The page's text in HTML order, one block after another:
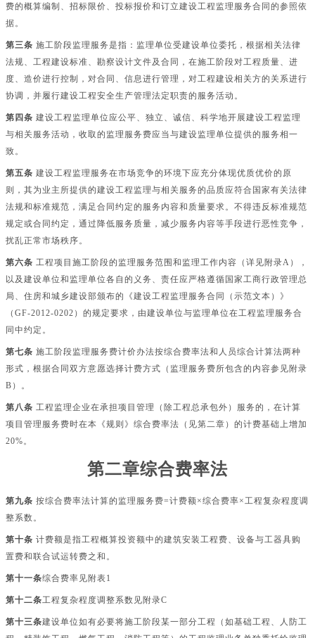
费的概算编制、招标限价、投标报价和订立建设工程监理服务合同的参照依
据。
第三条 施工阶段监理服务是指：监理单位受建设单位委托，根据相关法律
法规、工程建设标准、勘察设计文件及合同，在施工阶段对工程质量、进
度、造价进行控制，对合同、信息进行管理，对工程建设相关方的关系进行
协调，并履行建设工程安全生产管理法定职责的服务活动。
第四条 建设工程监理单位应公平、独立、诚信、科学地开展建设工程监理
与相关服务活动，收取的监理服务费应当与建设监理单位提供的服务相一
致。
第五条 建设工程监理服务在市场竞争的环境下应充分体现优质优价的原
则，其为业主所提供的建设工程监理与相关服务的品质应符合国家有关法律
法规和标准规范，满足合同约定的服务内容和质量要求。不得违反标准规范
规定或合同约定，通过降低服务质量，减少服务内容等手段进行恶性竞争，
扰乱正常市场秩序。
第六条 工程项目施工阶段的监理服务范围和监理工作内容（详见附录A），
以及建设单位和监理单位各自的义务、责任应严格遵循国家工商行政管理总
局、住房和城乡建设部颁布的《建设工程监理服务合同（示范文本）》
（GF-2012-0202）的规定要求，由建设单位与监理单位在工程监理服务合
同中约定。
第七条 施工阶段监理服务费计价办法按综合费率法和人员综合计算法两种
形式，根据合同双方意愿选择计费方式（监理服务费所包含的内容参见附录
B）。
第八条 工程监理企业在承担项目管理（除工程总承包外）服务的，在计算
项目管理服务费时在本《规则》综合费率法（见第二章）的计费基础上增加
20%。
第二章综合费率法
第九条 按综合费率法计算的监理服务费=计费额×综合费率×工程复杂程度调
整系数。
第十条 计费额是指工程概算投资额中的建筑安装工程费、设备与工器具购
置费和联合试运转费之和。
第十一条综合费率见附表1
第十二条工程复杂程度调整系数见附录C
第十三条建设单位如有必要将施工阶段某一部分工程（如基础工程、人防工